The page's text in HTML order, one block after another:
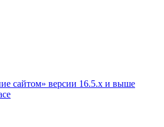
сайтом» версии 16.5.х и выше